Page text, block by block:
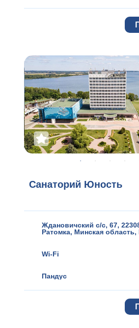
Санаторий Юность
Ждановичский с/с, 67,
Ратомка, Минская область,
Wi-Fi
Пандус